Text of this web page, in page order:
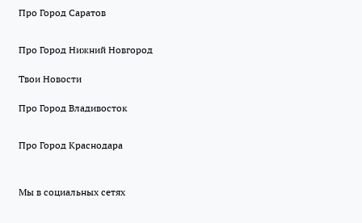
Про Город Саратов
Про Город Нижний Новгород
Твои Новости
Про Город Владивосток
Про Город Краснодара
Мы в социальных сетях